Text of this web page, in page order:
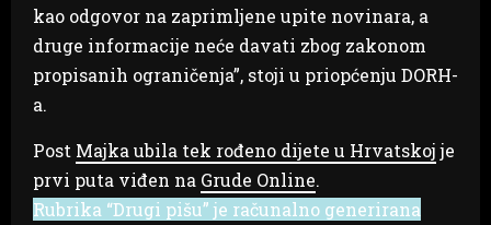
kao odgovor na zaprimljene upite novinara, a
druge informacije neće davati zbog zakonom
propisanih ograničenja”, stoji u priopćenju DORH-
a.
Post Majka ubila tek rođeno dijete u Hrvatskojje
prvi puta viđen na Grude Online.
Rubrika “Drugi pišu” je računalno generirana